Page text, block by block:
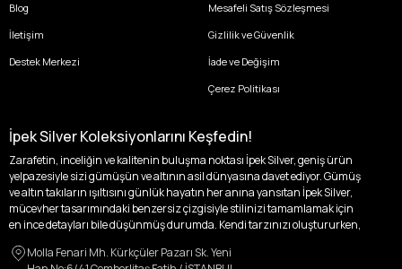
Blog
İletişim
Destek Merkezi
Mesafeli Satış Sözleşmesi
Gizlilik ve Güvenlik
İade ve Değişim
Çerez Politikası
İpek Silver Koleksiyonlarını Keşfedin!
Zarafetin, inceliğin ve kalitenin buluşma noktası İpek Silver, geniş ürün
yelpazesiyle sizi gümüşün ve altının asil dünyasına davet ediyor. Gümüş
ve altın takıların ışıltısını günlük hayatın her anına yansıtan İpek Silver,
mücevher tasarımındaki benzersiz çizgisiyle stilinizi tamamlamak için
en ince detayları bile düşünmüş durumda. Kendi tarzınızı oluştururken,
özgünlüğünüzü ön plana çıkaracak tasarımlarımızla tanışın.
Molla Fenari Mh. Kürkçüler Pazarı Sk. Yeni